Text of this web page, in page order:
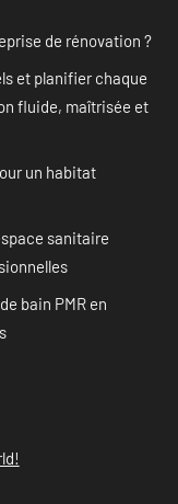
de rénovation ?
et planifier chaque
fluide, maîtrisée et
un habitat
sanitaire
bain PMR en